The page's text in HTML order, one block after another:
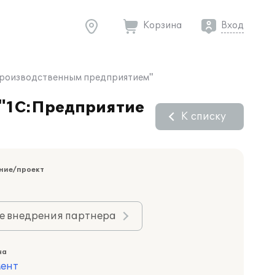
Корзина Вход
предприятием"
К списку
проект
внедрения партнера